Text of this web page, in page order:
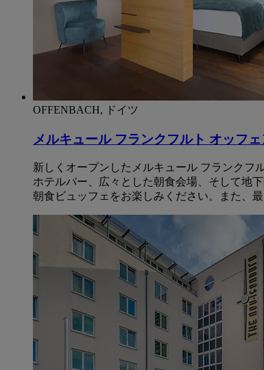
OFFENBACH, ドイツ
メルキュール フランクフルト オッフ
新しくオープンしたメルキュール フランクフ
ホテルバー、広々とした朝食会場、そして地
朝食ビュッフェをお楽しみください。また、